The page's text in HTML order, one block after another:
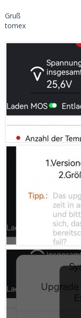
Gruß
tomex